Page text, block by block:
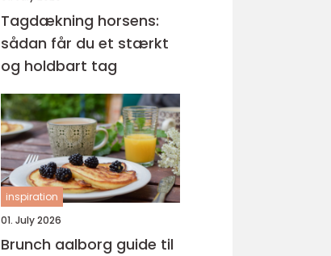
Tagdækning horsens:
sådan får du et stærkt
og holdbart tag
inspiration
01. July 2026
Brunch aalborg guide til